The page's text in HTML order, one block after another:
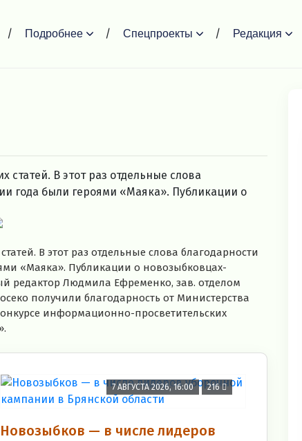
Подробнее Спецпроекты Редакция
В этот раз отдельные слова
года были героями «Маяка». Публикации о
В этот раз отдельные слова благодарности
«Маяка». Публикации о новозыбковцах-
редактор Людмила Ефременко, зав. отделом
получили благодарность от Министерства
информационно-просветительских
7 АВГУСТА 2026, 16:00 216
Новозыбков — в числе лидеров